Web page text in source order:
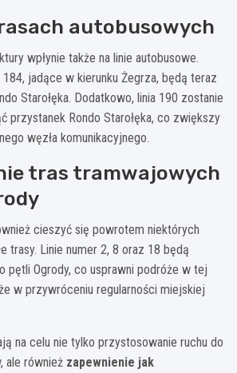
autobusowych
wpłynie także na linie autobusowe.
jadące w kierunku Żegrza, będą teraz
Starołęka. Dodatkowo, linia 190 zostanie
przystanek Rondo Starołęka, co zwiększy
węzła komunikacyjnego.
tras tramwajowych
cieszyć się powrotem niektórych
trasy. Linie numer 2, 8 oraz 18 będą
pętli Ogrody, co usprawni podróże w tej
w przywróceniu regularności miejskiej
na celu nie tylko przystosowanie ruchu do
ale również zapewnienie jak